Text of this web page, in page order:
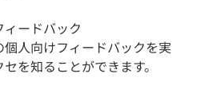
ィードバック
人向けフィードバックを実
を知ることができます。